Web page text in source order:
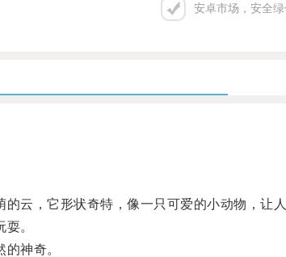
安卓市场，安全绿
，它形状奇特，像一只可爱的小动物，让人
。
神奇。